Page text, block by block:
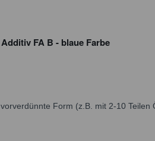
FA B - blaue Farbe
Form (z.B. mit 2-10 Teilen